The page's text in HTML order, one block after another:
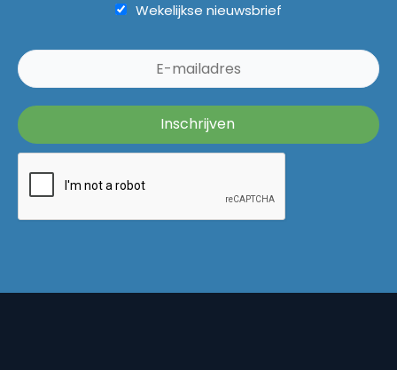
Wekelijkse nieuwsbrief